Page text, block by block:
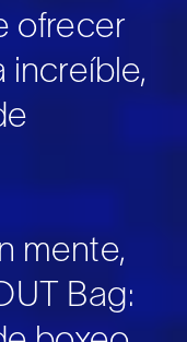
ofrecer
increíble,
mente,
Bag: